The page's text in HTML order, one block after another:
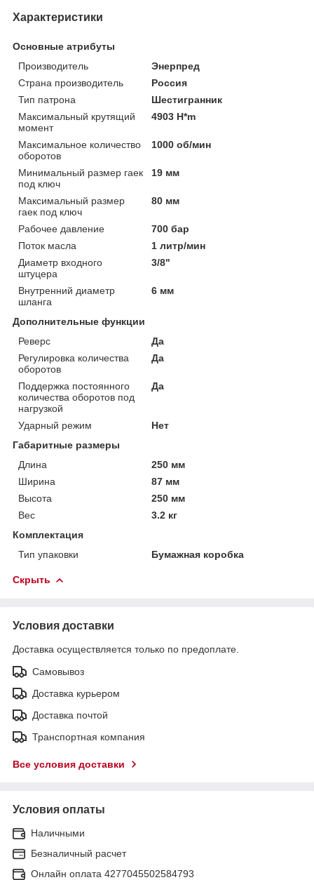
Характеристики
Основные атрибуты
Производитель
Энерпред
Страна производитель
Россия
Тип патрона
Шестигранник
Максимальный крутящий
момент
4903 H*m
Максимальное количество
оборотов
1000 об/мин
Минимальный размер гаек
под ключ
19 мм
Максимальный размер
гаек под ключ
80 мм
Рабочее давление
700 бар
Поток масла
1 литр/мин
Диаметр входного
штуцера
3/8"
Внутренний диаметр
шланга
6 мм
Дополнительные функции
Реверс
Да
Регулировка количества
оборотов
Да
Поддержка постоянного
количества оборотов под
нагрузкой
Да
Ударный режим
Нет
Габаритные размеры
Длина
250 мм
Ширина
87 мм
Высота
250 мм
Вес
3.2 кг
Комплектация
Тип упаковки
Бумажная коробка
Скрыть
Условия доставки
Доставка осуществляется только по предоплате.
Самовывоз
Доставка курьером
Доставка почтой
Транспортная компания
Все условия доставки
Условия оплаты
Наличными
Безналичный расчет
Онлайн оплата 4277045502584793